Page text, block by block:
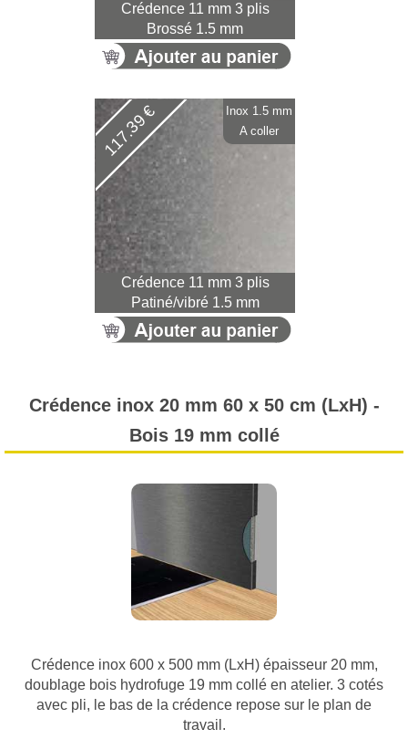
Crédence 11 mm 3 plis
Brossé 1.5 mm
Crédence 11 mm 3 plis
Patiné/vibré 1.5 mm
117.39 €
Inox 1.5 mm
A coller
Crédence inox 20 mm 60 x 50 cm (LxH) -
Bois 19 mm collé
Crédence inox 600 x 500 mm (LxH) épaisseur 20 mm,
doublage bois hydrofuge 19 mm collé en atelier. 3 cotés
avec pli, le bas de la crédence repose sur le plan de
travail.